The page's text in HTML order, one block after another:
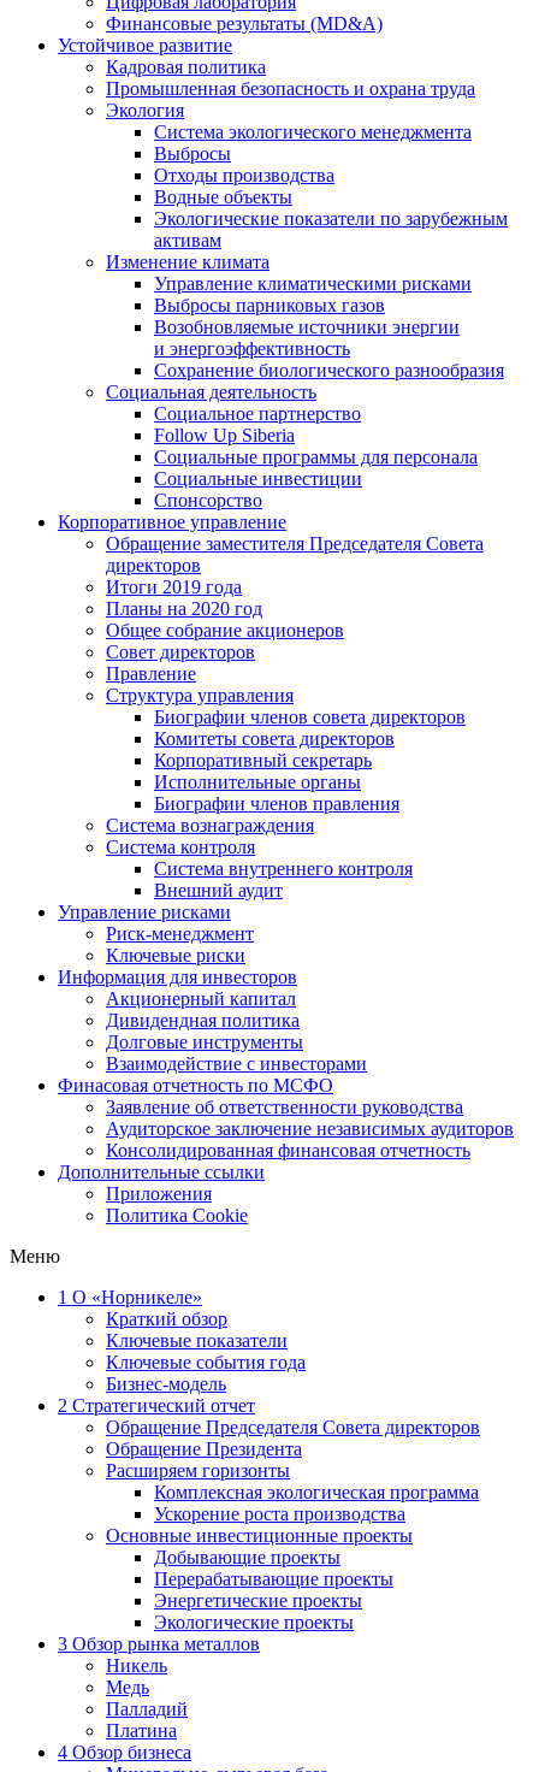
Финансовые результаты (MD&A)
Устойчивое развитие
Кадровая политика
Промышленная безопасность и охрана труда
Экология
Система экологического менеджмента
Выбросы
Отходы производства
Водные объекты
Экологические показатели по зарубежным
активам
Изменение климата
Управление климатическими рисками
Выбросы парниковых газов
Возобновляемые источники энергии
и энергоэффективность
Сохранение биологического разнообразия
Социальная деятельность
Социальное партнерство
Follow Up Siberia
Социальные программы для персонала
Социальные инвестиции
Спонсорство
Корпоративное управление
Обращение заместителя Председателя Совета
директоров
Итоги 2019 года
Планы на 2020 год
Общее собрание акционеров
Совет директоров
Правление
Структура управления
Биографии членов совета директоров
Комитеты совета директоров
Корпоративный секретарь
Исполнительные органы
Биографии членов правления
Система вознаграждения
Система контроля
Система внутреннего контроля
Внешний аудит
Управление рисками
Риск-менеджмент
Ключевые риски
Информация для инвесторов
Акционерный капитал
Дивидендная политика
Долговые инструменты
Взаимодействие с инвеcторами
Финасовая отчетность по МСФО
Заявление об ответственности руководства
Аудиторское заключение независимых аудиторов
Консолидированная финансовая отчетность
Дополнительные ссылки
Приложения
Политика Cookie
Меню
1 О «Норникеле»
Краткий обзор
Ключевые показатели
Ключевые события года
Бизнес-модель
2 Стратегический отчет
Обращение Председателя Совета директоров
Обращение Президента
Расширяем горизонты
Комплексная экологическая программа
Ускорение роста производства
Основные инвестиционные проекты
Добывающие проекты
Перерабатывающие проекты
Энергетические проекты
Экологические проекты
3 Обзор рынка металлов
Никель
Медь
Палладий
Платина
4 Обзор бизнеса